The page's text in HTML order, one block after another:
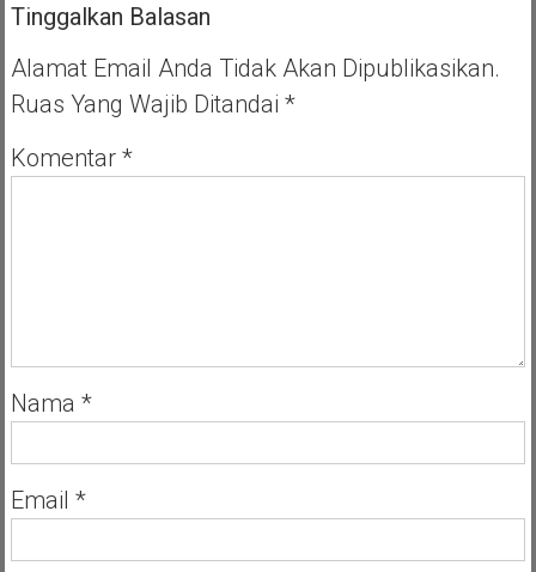
Siap
Dukung
Tinggalkan Balasan
Alamat Email Anda Tidak Akan Dipublikasikan.
Ruas Yang Wajib Ditandai *
Komentar *
Nama *
Email *